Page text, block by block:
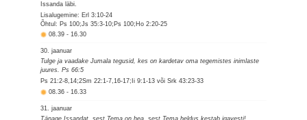
Issanda läbi.
Lisalugemine: Erl 3:10-24
Õhtul: Ps 100;Js 35:3-10;Ps 100;Ho 2:20-25
08.39- 16.30
30. jaanuar
Tulge ja vaadake Jumala tegusid, kes on kardetav oma tegemistes inimlaste
juures. Ps 66:5
Ps 21:2-8,14;2Sm 22:1-7,16-17;Ii 9:1-13 või Srk 43:23-33
08.36- 16.33
31. jaanuar